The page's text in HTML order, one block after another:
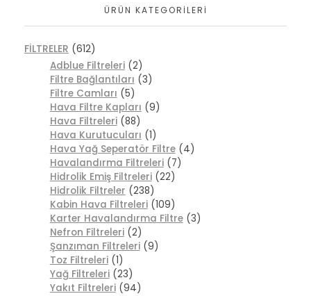
ÜRÜN KATEGORILERI
FİLTRELER (612)
Adblue Filtreleri (2)
Filtre Bağlantıları (3)
Filtre Camları (5)
Hava Filtre Kapları (9)
Hava Filtreleri (88)
Hava Kurutucuları (1)
Hava Yağ Seperatör Filtre (4)
Havalandırma Filtreleri (7)
Hidrolik Emiş Filtreleri (22)
Hidrolik Filtreler (238)
Kabin Hava Filtreleri (109)
Karter Havalandırma Filtre (3)
Nefron Filtreleri (2)
Şanzıman Filtreleri (9)
Toz Filtreleri (1)
Yağ Filtreleri (23)
Yakıt Filtreleri (94)